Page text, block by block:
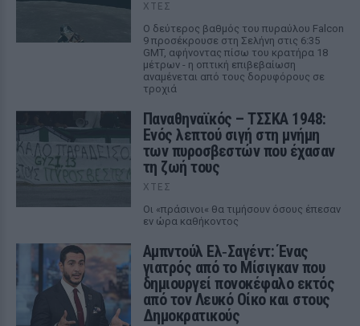
ΧΤΕΣ
Ο δεύτερος βαθμός του πυραύλου Falcon
9 προσέκρουσε στη Σελήνη στις 6:35
GMT, αφήνοντας πίσω του κρατήρα 18
μέτρων - η οπτική επιβεβαίωση
αναμένεται από τους δορυφόρους σε
τροχιά
Παναθηναϊκός – ΤΣΣΚΑ 1948:
Ενός λεπτού σιγή στη μνήμη
των πυροσβεστών που έχασαν
τη ζωή τους
ΧΤΕΣ
Οι «πράσινοι« θα τιμήσουν όσους έπεσαν
εν ώρα καθήκοντος
Αμπντούλ Ελ‑Σαγέντ: Ένας
γιατρός από το Μίσιγκαν που
δημιουργεί πονοκέφαλο εκτός
από τον Λευκό Οίκο και στους
Δημοκρατικούς